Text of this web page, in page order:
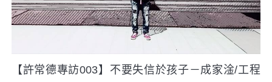
【許常德專訪003】不要失信於孩子－成家淦/工程